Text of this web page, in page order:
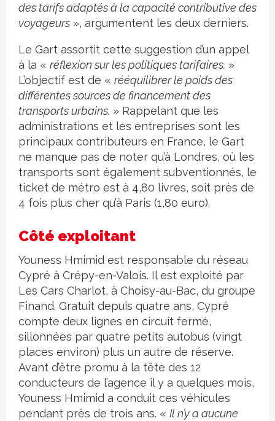
des tarifs adaptés à la capacité contributive des
voyageurs », argumentent les deux derniers.
Le Gart assortit cette suggestion d’un appel
à la « réflexion sur les politiques tarifaires. »
L’objectif est de « rééquilibrer le poids des
différentes sources de financement des
transports urbains. » Rappelant que les
administrations et les entreprises sont les
principaux contributeurs en France, le Gart
ne manque pas de noter qu’à Londres, où les
transports sont également subventionnés, le
ticket de métro est à 4,80 livres, soit près de
4 fois plus cher qu’à Paris (1,80 euro).
Côté exploitant
Youness Hmimid est responsable du réseau
Cypré à Crépy-en-Valois. Il est exploité par
Les Cars Charlot, à Choisy-au-Bac, du groupe
Finand. Gratuit depuis quatre ans, Cypré
compte deux lignes en circuit fermé,
sillonnées par quatre petits autobus (vingt
places environ) plus un autre de réserve.
Avant d’être promu à la tête des 12
conducteurs de l’agence il y a quelques mois,
Youness Hmimid a conduit ces véhicules
pendant près de trois ans. « Il n’y a aucune